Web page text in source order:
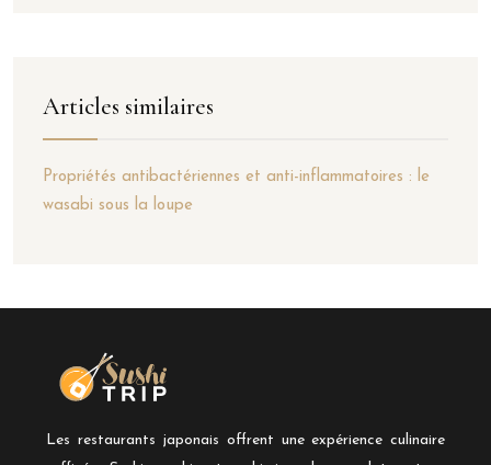
Articles similaires
Propriétés antibactériennes et anti-inflammatoires : le
wasabi sous la loupe
Les restaurants japonais offrent une expérience culinaire